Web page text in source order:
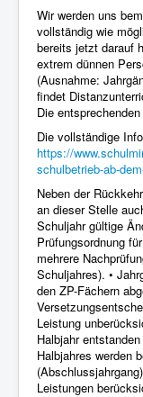
Wir werden uns
vollständig wie
bereits jetzt darauf
extrem dünnen
(Ausnahme:
findet
Die
Die vollständige
https://
schulbetrieb-ab-
Neben der
an dieser Stelle
Schuljahr gültige
Prüfungsordnung
mehrere
Schuljahres). •
den ZP-Fächern
Leistung
Halbjahr
Halbjahres werden
Leistungen